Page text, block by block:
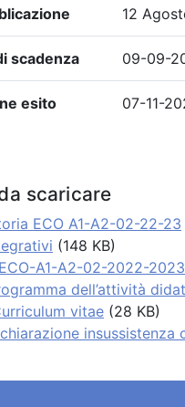
12
scadenza 09-09-
esito 07-11-
scaricare
ECO A1-A2-02-22-23
(148 KB)
A1-A2-02-2022-2023
dell’attività
vitae (28 KB)